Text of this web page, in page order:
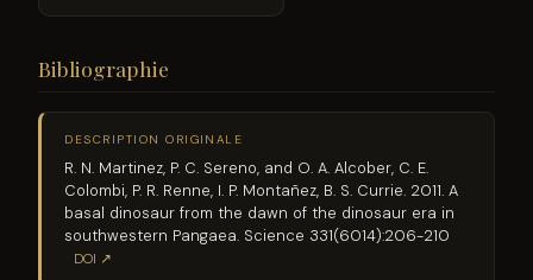
Bibliographie
DESCRIPTION ORIGINALE
R. N. Martinez, P. C. Sereno, and O. A. Alcober, C. E.
Colombi, P. R. Renne, I. P. Montañez, B. S. Currie. 2011. A
basal dinosaur from the dawn of the dinosaur era in
southwestern Pangaea. Science 331(6014):206-210
DOI ↗